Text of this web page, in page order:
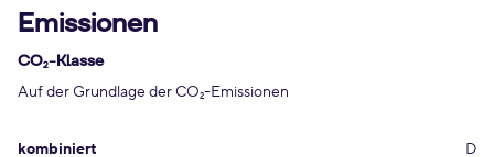
Emissionen
CO2-Klasse
Auf der Grundlage der CO2-Emissionen
kombiniert D